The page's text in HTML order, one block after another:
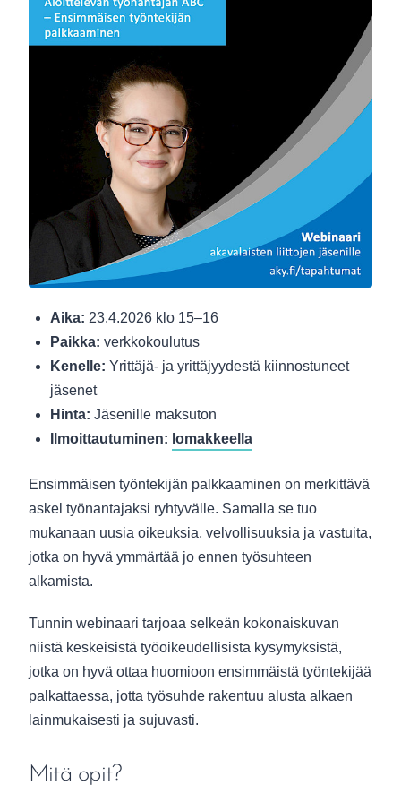
Aika: 23.4.2026 klo 15–16
Paikka: verkkokoulutus
Kenelle: Yrittäjä- ja yrittäjyydestä kiinnostuneet
jäsenet
Hinta: Jäsenille maksuton
Ilmoittautuminen: lomakkeella
Ensimmäisen työntekijän palkkaaminen on merkittävä
askel työnantajaksi ryhtyvälle. Samalla se tuo
mukanaan uusia oikeuksia, velvollisuuksia ja vastuita,
jotka on hyvä ymmärtää jo ennen työsuhteen
alkamista.
Tunnin webinaari tarjoaa selkeän kokonaiskuvan
niistä keskeisistä työoikeudellisista kysymyksistä,
jotka on hyvä ottaa huomioon ensimmäistä työntekijää
palkattaessa, jotta työsuhde rakentuu alusta alkaen
lainmukaisesti ja sujuvasti.
Mitä opit?